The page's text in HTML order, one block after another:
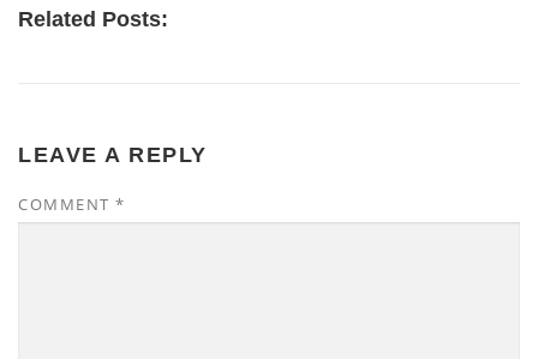
Related Posts:
LEAVE A REPLY
COMMENT *